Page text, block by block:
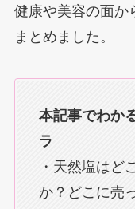
健康や美容の面か
まとめました。
本記事でわか
ラ
・天然塩はど
か？どこに売